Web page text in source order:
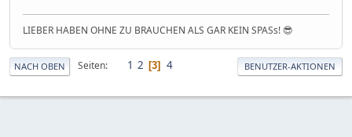
LIEBER HABEN OHNE ZU BRAUCHEN ALS GAR KEIN SPASs! 😎
NACH OBEN Seiten 1 2 3 4 BENUTZER-AKTIONEN